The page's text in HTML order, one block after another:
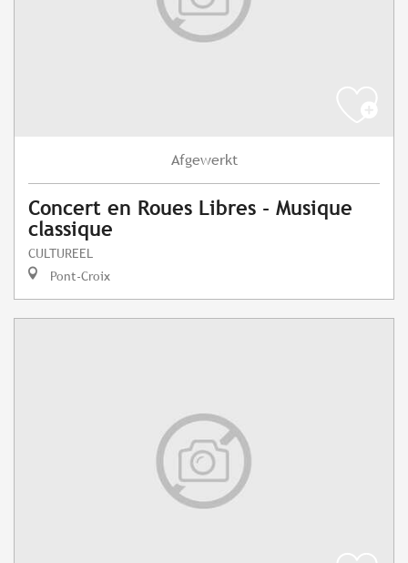
Afgewerkt
Concert en Roues Libres - Musique
classique
CULTUREEL
Pont-Croix